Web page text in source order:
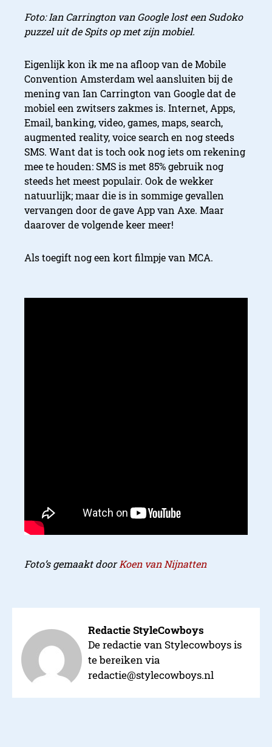
Foto: Ian Carrington van Google lost een Sudoko
puzzel uit de Spits op met zijn mobiel.
Eigenlijk kon ik me na afloop van de Mobile
Convention Amsterdam wel aansluiten bij de
mening van Ian Carrington van Google dat de
mobiel een zwitsers zakmes is. Internet, Apps,
Email, banking, video, games, maps, search,
augmented reality, voice search en nog steeds
SMS. Want dat is toch ook nog iets om rekening
mee te houden: SMS is met 85% gebruik nog
steeds het meest populair. Ook de wekker
natuurlijk; maar die is in sommige gevallen
vervangen door de gave App van Axe. Maar
daarover de volgende keer meer!
Als toegift nog een kort filmpje van MCA.
Foto’s gemaakt doorKoen van Nijnatten
Redactie StyleCowboys
De redactie van Stylecowboys is
te bereiken via
redactie@stylecowboys.nl